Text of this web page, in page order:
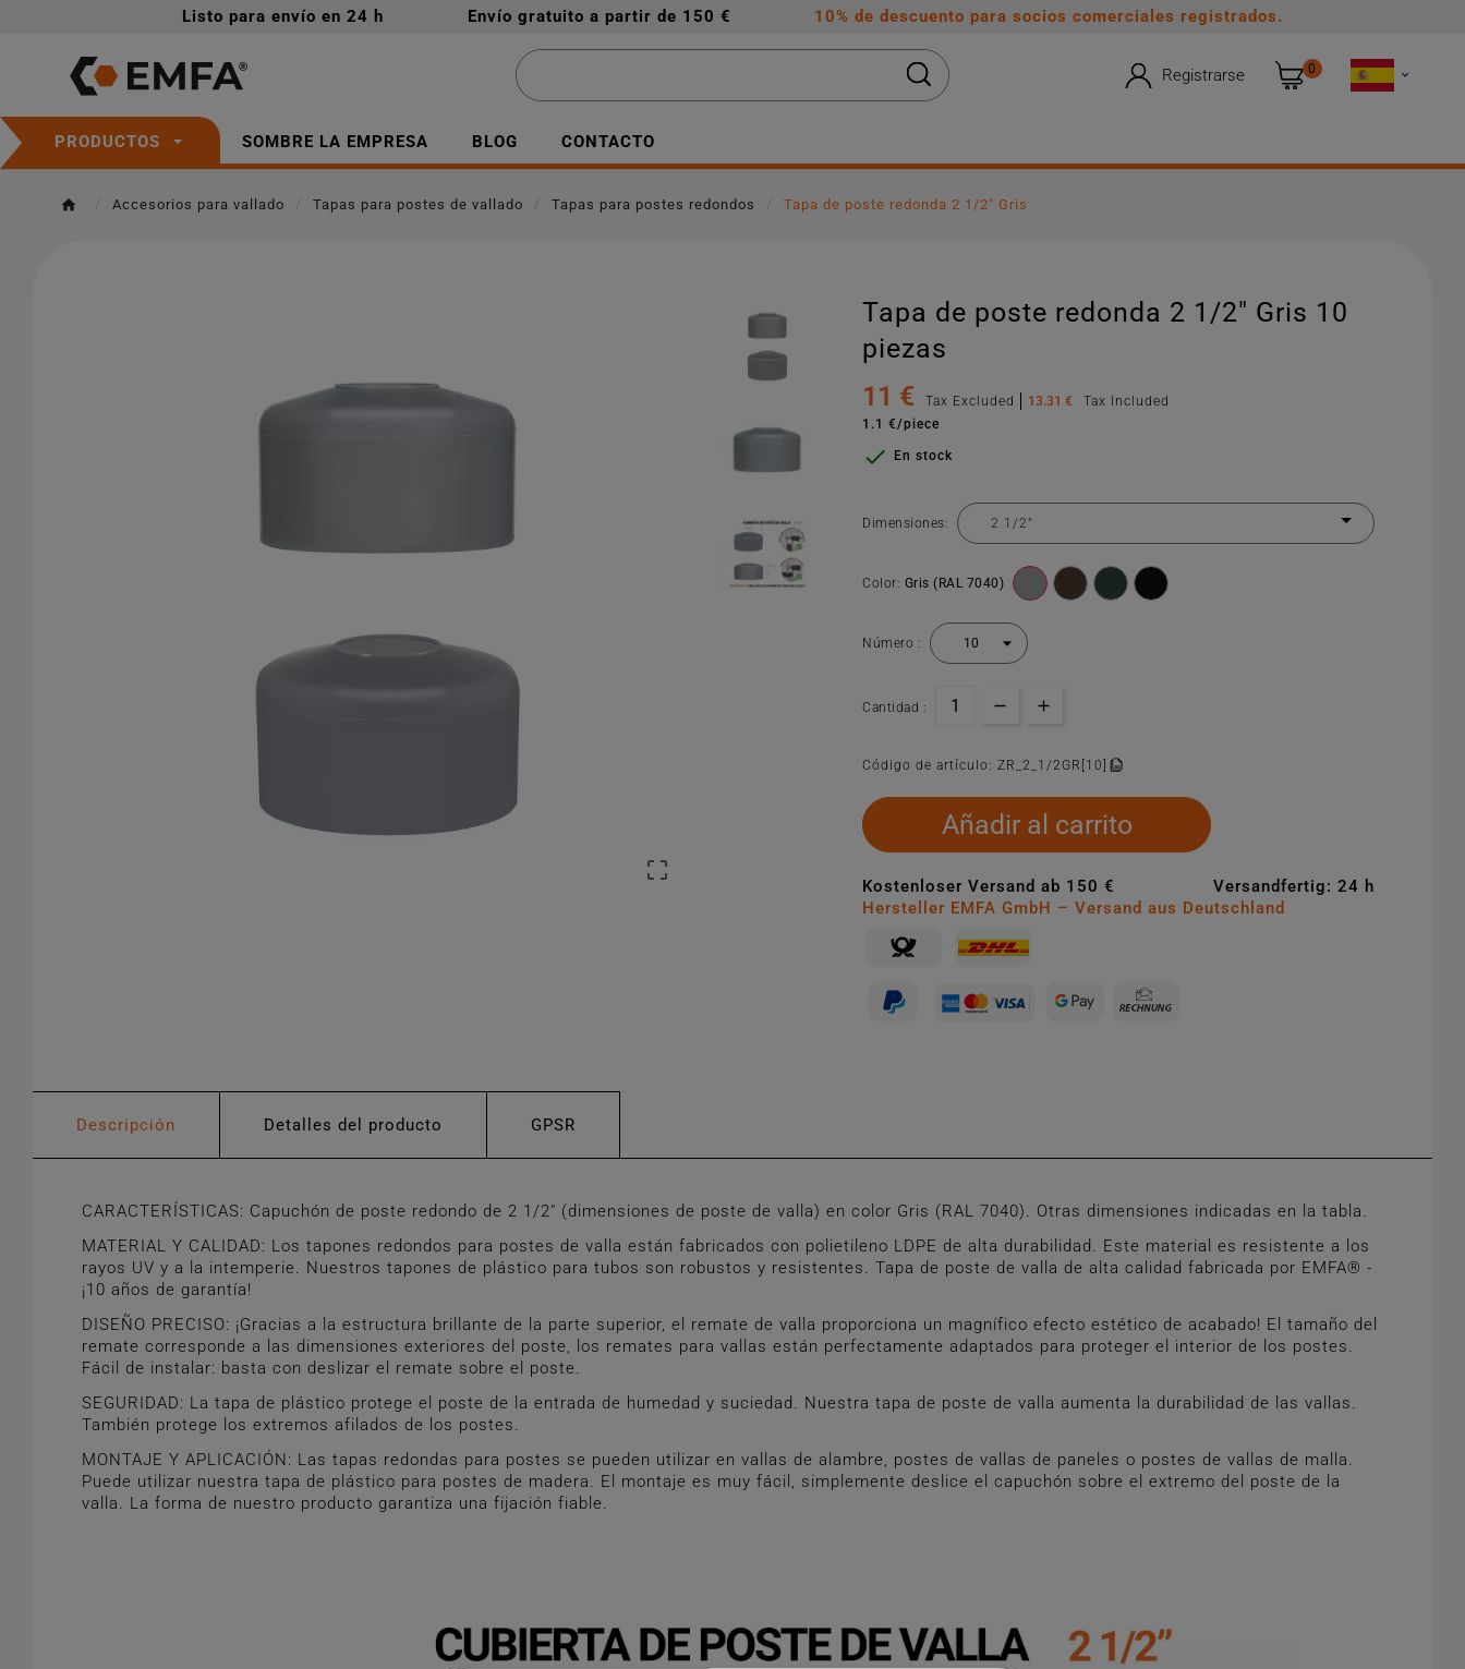
Listo para envío en 24 h Envío gratuito a partir de 150 € 10% de descuento para socios comerciales registrados.
Registrarse 0 
PRODUCTOS SOMBRE LA EMPRESA BLOG CONTACTO
Accesorios para vallado Tapas para postes de vallado Tapas para postes redondos Tapa de poste redonda 2 1/2" Gris

Tapa de poste redonda 2 1/2" Gris 10
piezas
11 €
Tax Excluded 13.31 €
Tax Included
1.1 €/piece
 En stock
Dimensiones:
Color: Gris (RAL 7040)
Número :
Cantidad :
Código de artículo:ZR_2_1/2GR[10]
Añadir al carrito
Kostenloser Versand ab 150 €
Versandfertig: 24 h
Hersteller EMFA GmbH – Versand aus Deutschland
Descripción Detalles del producto GPSR
CARACTERÍSTICAS: Capuchón de poste redondo de 2 1/2" (dimensiones de poste de valla) en color Gris (RAL 7040). Otras dimensiones indicadas en la tabla.
MATERIAL Y CALIDAD: Los tapones redondos para postes de valla están fabricados con polietileno LDPE de alta durabilidad. Este material es resistente a los
rayos UV y a la intemperie. Nuestros tapones de plástico para tubos son robustos y resistentes. Tapa de poste de valla de alta calidad fabricada por EMFA® -
¡10 años de garantía!
DISEÑO PRECISO: ¡Gracias a la estructura brillante de la parte superior, el remate de valla proporciona un magnífico efecto estético de acabado! El tamaño del
remate corresponde a las dimensiones exteriores del poste, los remates para vallas están perfectamente adaptados para proteger el interior de los postes.
Fácil de instalar: basta con deslizar el remate sobre el poste.
SEGURIDAD: La tapa de plástico protege el poste de la entrada de humedad y suciedad. Nuestra tapa de poste de valla aumenta la durabilidad de las vallas.
También protege los extremos afilados de los postes.
MONTAJE Y APLICACIÓN: Las tapas redondas para postes se pueden utilizar en vallas de alambre, postes de vallas de paneles o postes de vallas de malla.
Puede utilizar nuestra tapa de plástico para postes de madera. El montaje es muy fácil, simplemente deslice el capuchón sobre el extremo del poste de la
valla. La forma de nuestro producto garantiza una fijación fiable.